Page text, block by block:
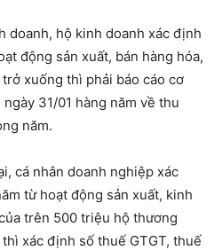
doanh, hộ kinh doanh xác định
động sản xuất, bán hàng hóa,
xuống thì phải báo cáo cơ
31/01 hàng năm về thu
năm.
cá nhân doanh nghiệp xác
từ hoạt động sản xuất, kinh
trên 500 triệu hộ thương
xác định số thuế GTGT, thuế